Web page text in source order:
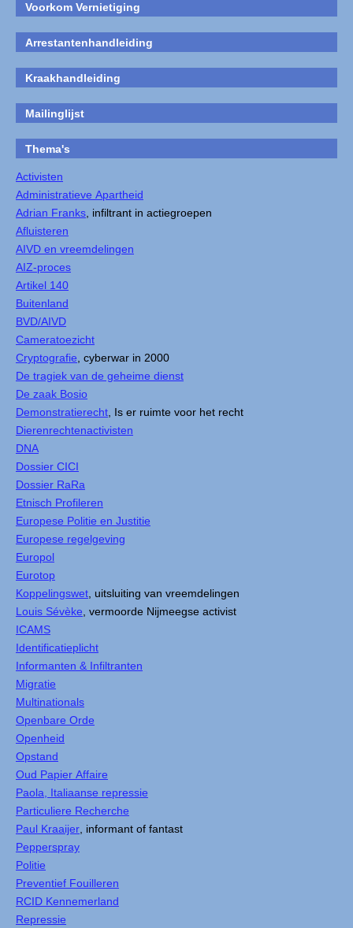
Voorkom Vernietiging
Arrestantenhandleiding
Kraakhandleiding
Mailinglijst
Thema's
Activisten
Administratieve Apartheid
Adrian Franks , infiltrant in actiegroepen
Afluisteren
AIVD en vreemdelingen
AIZ-proces
Artikel 140
Buitenland
BVD/AIVD
Cameratoezicht
Cryptografie , cyberwar in 2000
De tragiek van de geheime dienst
De zaak Bosio
Demonstratierecht , Is er ruimte voor het recht
Dierenrechtenactivisten
DNA
Dossier CICI
Dossier RaRa
Etnisch Profileren
Europese Politie en Justitie
Europese regelgeving
Europol
Eurotop
Koppelingswet , uitsluiting van vreemdelingen
Louis Sévèke , vermoorde Nijmeegse activist
ICAMS
Identificatieplicht
Informanten & Infiltranten
Migratie
Multinationals
Openbare Orde
Openheid
Opstand
Oud Papier Affaire
Paola, Italiaanse repressie
Particuliere Recherche
Paul Kraaijer , informant of fantast
Pepperspray
Politie
Preventief Fouilleren
RCID Kennemerland
Repressie